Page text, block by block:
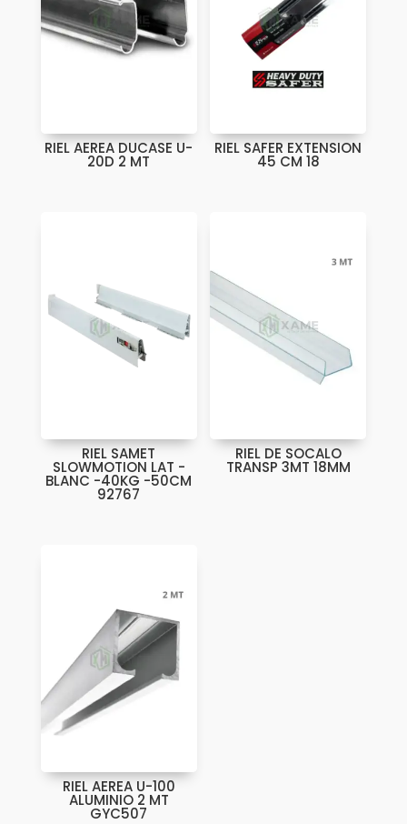
RIEL AEREA DUCASE U-
20D 2 MT
RIEL SAFER EXTENSION
45 CM 18
RIEL SAMET
SLOWMOTION LAT -
BLANC -40KG -50CM
92767
RIEL DE SOCALO
TRANSP 3MT 18MM
RIEL AEREA U-100
ALUMINIO 2 MT
GYC507